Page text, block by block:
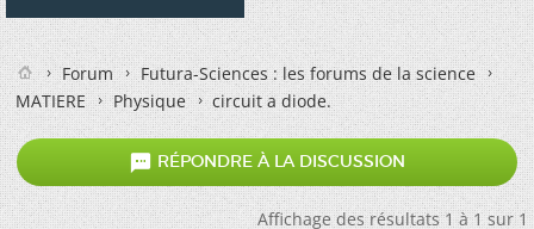
Forum
Futura-Sciences : les forums de la science
MATIERE
Physique circuit a diode.
 RÉPONDRE À LA DISCUSSION
Affichage des résultats 1 à 1 sur 1